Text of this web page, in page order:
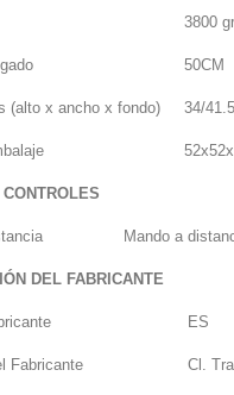
3800 gr
50CM
(alto x ancho x fondo) 34/
Mando a
DEL FABRICANTE
ES
Fabricante Cl.